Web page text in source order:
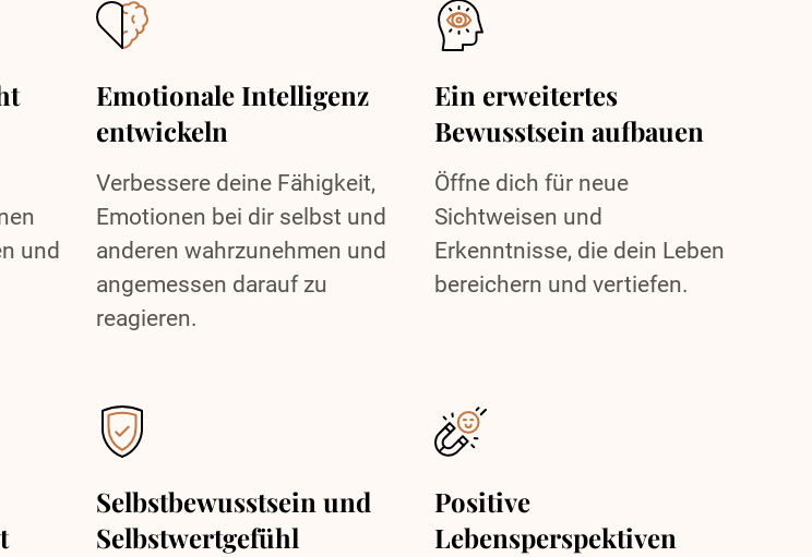
und
Emotionale Intelligenz
entwickeln
Verbessere deine Fähigkeit,
Emotionen bei dir selbst und
anderen wahrzunehmen und
angemessen darauf zu
reagieren.
Ein erweitertes
Bewusstsein aufbauen
Öffne dich für neue
Sichtweisen und
Erkenntnisse, die dein Leben
bereichern und vertiefen.
Selbstbewusstsein und
Selbstwertgefühl
Positive
Lebensperspektiven